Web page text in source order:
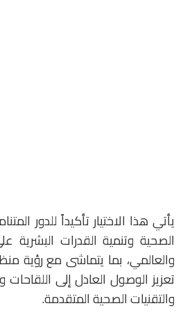
يأتي هذا الاختيار تأكيداً للدور
الصحية وتنمية القدرات البشرية
والعالمي، بما يتماشى مع رؤية
تعزيز الوصول العادل إلى اللقاحات
والتقنيات الصحية المتقدمة.